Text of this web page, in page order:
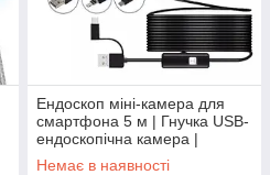
Ендоскоп міні-камера для
смартфона 5 м | Гнучка USB-
ендоскопічна камера |
Бороскоп
Немає в наявності